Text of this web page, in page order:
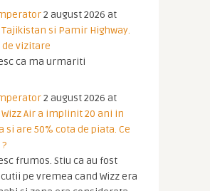
2 august 2026 at
Tajikistan si Pamir Highway.
de vizitare
ca ma urmariti
2 august 2026 at
Wizz Air a implinit 20 ani in
si are 50% cota de piata. Ce
frumos. Stiu ca au fost
pe vremea cand Wizz era